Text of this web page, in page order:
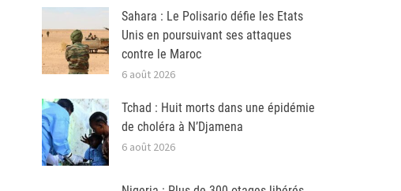
Sahara : Le Polisario défie les Etats
Unis en poursuivant ses attaques
contre le Maroc
6 août 2026
Tchad : Huit morts dans une épidémie
de choléra à N’Djamena
6 août 2026